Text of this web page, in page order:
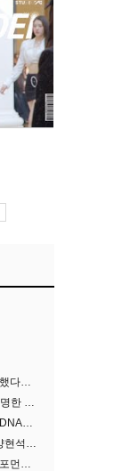
트레저, 힙합 포트폴리오 승부수 통했다…데뷔 6주년 새 도약
‘6주년’ 트레저, 압도적 실력으로 증명한 ‘YG의 보물’ 진가
‘서태지와 아이들’부터 탑재한 안무DNA…양현석, YG 퍼포먼스 비디오 70억 뷰 신화의 시작
YG 퍼포먼스 영상 69편 70억뷰…양현석 제작 철학 통했다
“69편·70억 뷰 기적” 양현석, YG 퍼포먼스 비디오 100% 직접 만든 이유